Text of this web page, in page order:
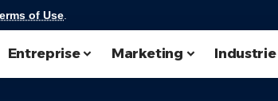
of Use
Entreprise Marketing Industrie